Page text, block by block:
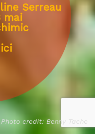
Serreau
mai
Photo credit: Benny Tache